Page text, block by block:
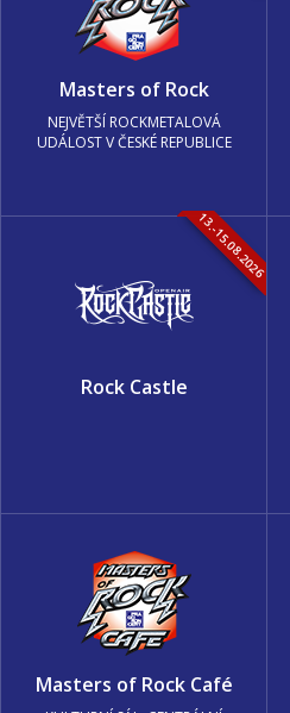
Masters of Rock
NEJVĚTŠÍ ROCKMETALOVÁ
UDÁLOST V ČESKÉ REPUBLICE
13.-15.08.2026
Rock Castle
Masters of Rock Café